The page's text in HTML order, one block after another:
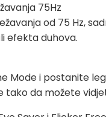
75Hz
od 75 Hz,
efekta duhova.
Mode i postanite
tako da možete